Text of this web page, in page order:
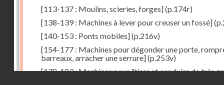
[113-137 : Moulins, scieries, forges](p.174r)
[138-139 : Machines à lever pour creuser un fossé]
[140-153 : Ponts mobiles](p.216v)
[154-177 : Machines pour dégonder une porte,
barreaux, arracher une serrure](p.253v)
[178-183 : Machines pour "tirer et conduire de très